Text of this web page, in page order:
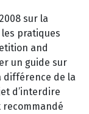
sur la
pratiques
and
un guide sur
différence de la
d’interdire
recommandé